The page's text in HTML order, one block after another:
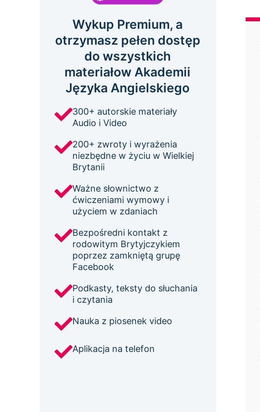
Wykup Premium, a
otrzymasz pełen dostęp
do wszystkich
materiałow Akademii
Języka Angielskiego
300+ autorskie materiały
Audio i Video
200+ zwroty i wyrażenia
niezbędne w życiu w Wielkiej
Brytanii
Ważne słownictwo z
ćwiczeniami wymowy i
użyciem w zdaniach
Bezpośredni kontakt z
rodowitym Brytyjczykiem
poprzez zamkniętą grupę
Facebook
Podkasty, teksty do słuchania
i czytania
Nauka z piosenek video
Aplikacja na telefon